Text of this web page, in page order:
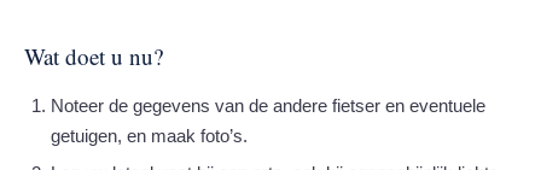
Wat doet u nu?
Noteer de gegevens van de andere fietser en eventuele
getuigen, en maak foto’s.